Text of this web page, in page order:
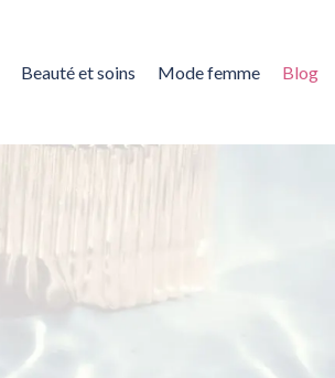
Beauté et soins Mode femme Blog